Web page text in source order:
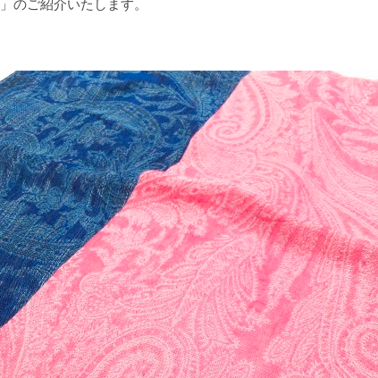
のご紹介いたします。